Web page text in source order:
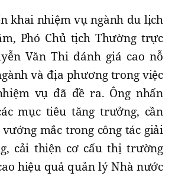
khai nhiệm vụ ngành du lịch
Phó Chủ tịch Thường trực
Văn Thi đánh giá cao nỗ
và địa phương trong việc
vụ đã đề ra. Ông nhấn
mục tiêu tăng trưởng, cần
mắc trong công tác giải
cải thiện cơ cấu thị trường
hiệu quả quản lý Nhà nước